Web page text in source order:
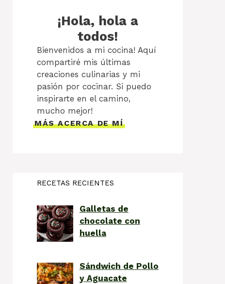
¡Hola, hola a
todos!
Bienvenidos a mi cocina! Aquí
compartiré mis últimas
creaciones culinarias y mi
pasión por cocinar. Si puedo
inspirarte en el camino,
mucho mejor!
MÁS ACERCA DE MÍ
RECETAS RECIENTES
Galletas de
chocolate con
huella
Sándwich de Pollo
y Aguacate